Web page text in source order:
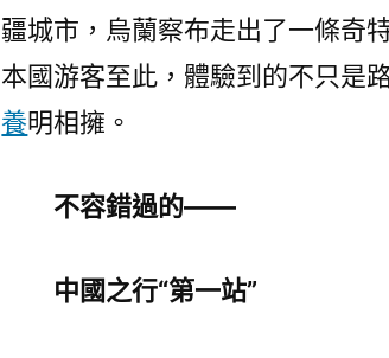
疆城市，烏蘭察布走出了一條奇
本國游客至此，體驗到的不只是
養明相擁。
不容錯過的——
中國之行“第一站”